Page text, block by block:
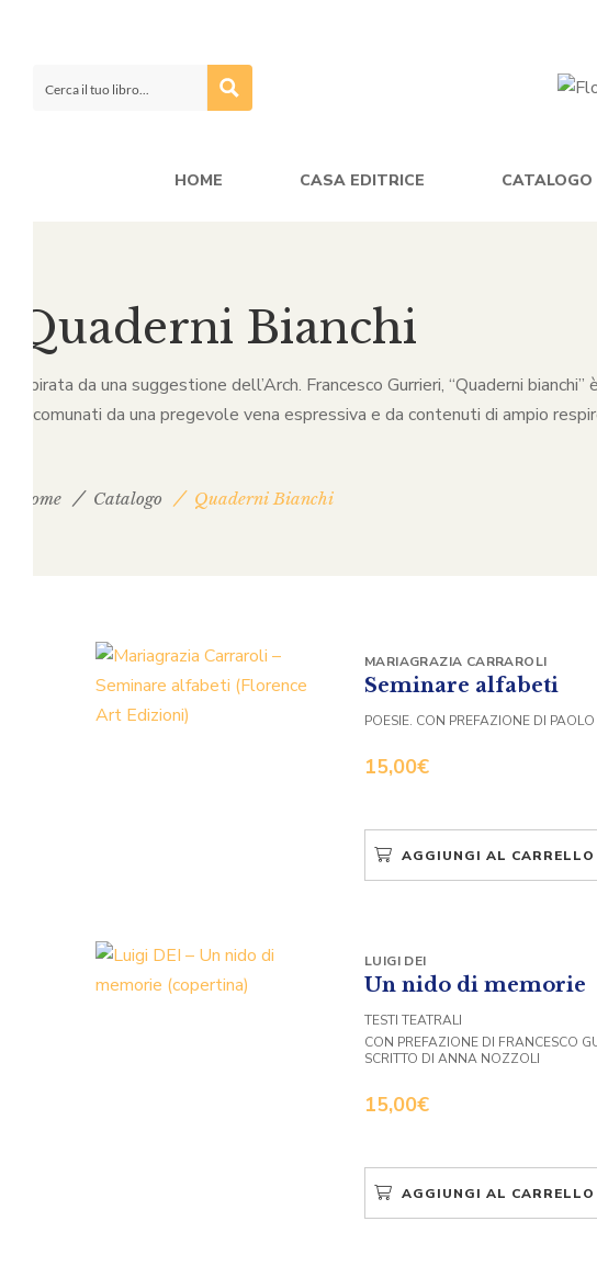
HOME CASA EDITRICE CATALOGO
Quaderni Bianchi
Ispirata da una suggestione dell’Arch. Francesco Gurrieri, “Quaderni
accomunati da una pregevole vena espressiva e da contenuti di ampio
Home Catalogo Quaderni Bianchi
Seminare alfabeti
15,00€
MARIAGRAZIA CARRAROLI
POESIE. CON PREFAZIONE DI
AGGIUNGI AL CARRELLO
Un nido di memorie
15,00€
LUIGI DEI
TESTI TEATRALI
CON PREFAZIONE DI FRANCESCO
SCRITTO DI ANNA NOZZOLI
AGGIUNGI AL CARRELLO